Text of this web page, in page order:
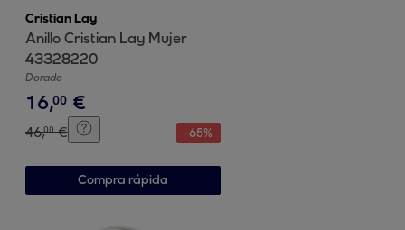
Cristian Lay
Anillo Cristian Lay Mujer
43328220
Dorado
16,00 €
46,00 € -65%
Compra rápida